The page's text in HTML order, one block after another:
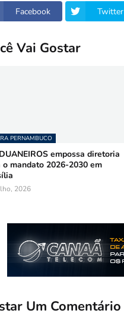
Facebook Twitter
Vai Gostar
PERNAMBUCO
empossa diretoria
o mandato 2026-2030 em
2026
Um Comentário